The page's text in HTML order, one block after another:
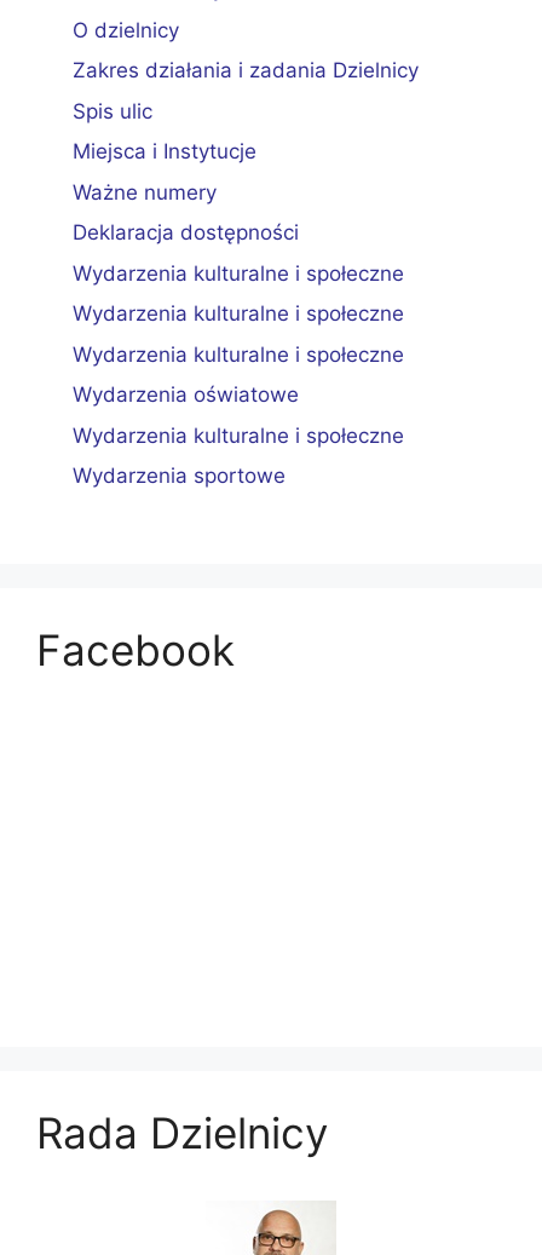
O dzielnicy
Zakres działania i zadania Dzielnicy
Spis ulic
Miejsca i Instytucje
Ważne numery
Deklaracja dostępności
Wydarzenia kulturalne i społeczne
Wydarzenia kulturalne i społeczne
Wydarzenia kulturalne i społeczne
Wydarzenia oświatowe
Wydarzenia kulturalne i społeczne
Wydarzenia sportowe
Facebook
Rada Dzielnicy